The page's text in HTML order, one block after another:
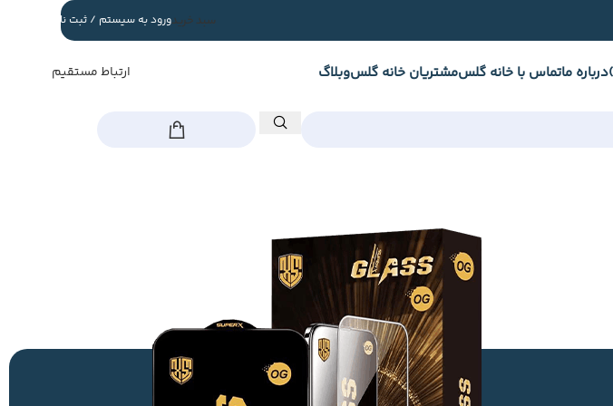
سبد خریدورود به سیستم / ثبت نام
درباره ماتماس با خانه گلسمشتریان خانه گلسوبلاگ ارتباط مستقیم